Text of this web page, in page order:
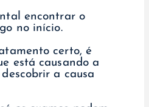
encontrar o
no início.
certo, é
está causando a
a causa